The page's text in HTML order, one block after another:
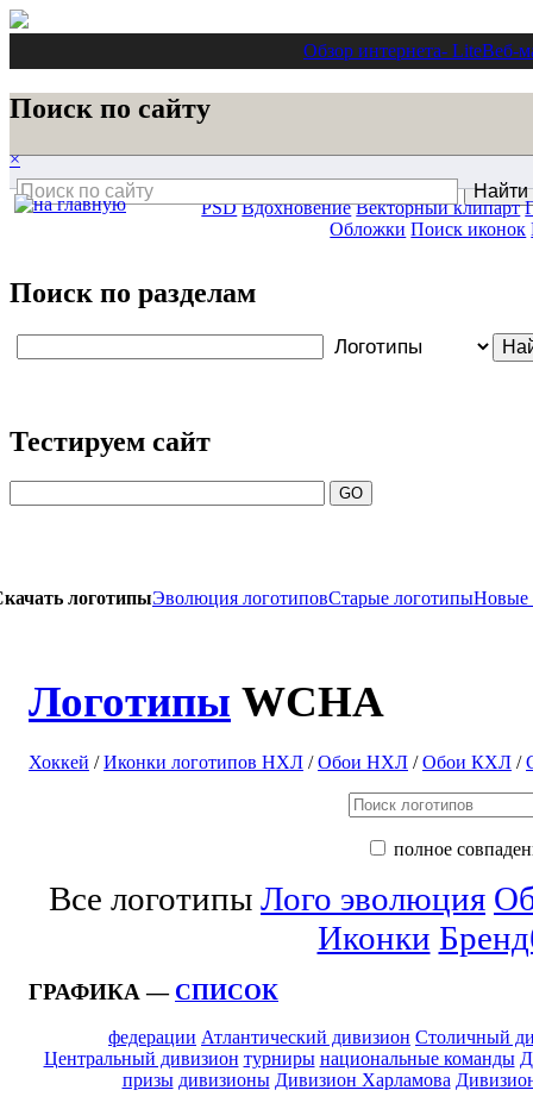
Обзор интернета- LiteВеб-
Поиск по сайту
×
Поиск по разделам
Тестируем сайт
логотипыЭволюция логотиповСтарые логотипыНовые
PSD Вдохновение Векторный клипарт
Обложки Поиск иконок
Логотипы WCHA
Хоккей /Иконки логотипов НХЛ /Обои НХЛ /Обои КХЛ /
полное
Все логотипы Лого эволюция
Иконки
ГРАФИКА — СПИСОК
федерации Атлантический дивизион Столичный
Центральный дивизион турниры национальные команды
призы дивизионы Дивизион Харламова